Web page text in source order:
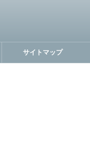
サイトマップ